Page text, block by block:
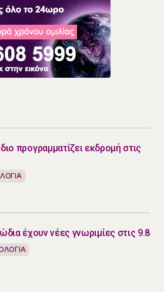
προγραμματίζει εκδρομή στις
έχουν νέες γνωριμίες στις 9.8